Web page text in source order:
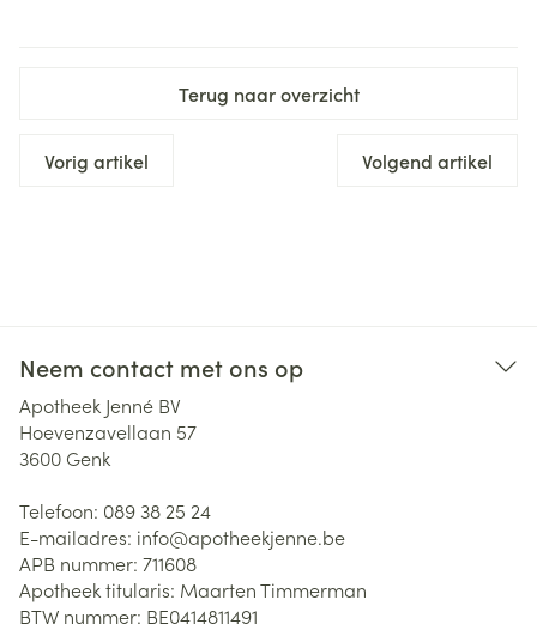
Terug naar overzicht
Vorig artikel Volgend artikel
Neem contact met ons op
Apotheek Jenné BV
Hoevenzavellaan 57
3600 Genk
Telefoon: 089 38 25 24
E-mailadres: info@apotheekjenne.be
APB nummer: 711608
Apotheek titularis: Maarten Timmerman
BTW nummer: BE0414811491